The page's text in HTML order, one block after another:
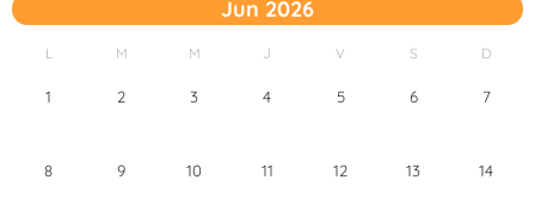
Jun 2026
L M M J V S D
1 2 3 4 5 6 7
8 9 10 11 12 13 14